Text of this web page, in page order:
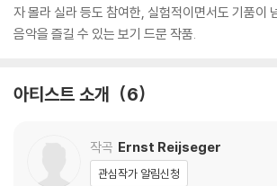
자 몰라 실라 등도 참여한, 실험적이면서도 기품이
음악을 즐길 수 있는 보기 드문 작품.
아티스트 소개 6
작곡 Ernst Reijseger
관심작가 알림신청